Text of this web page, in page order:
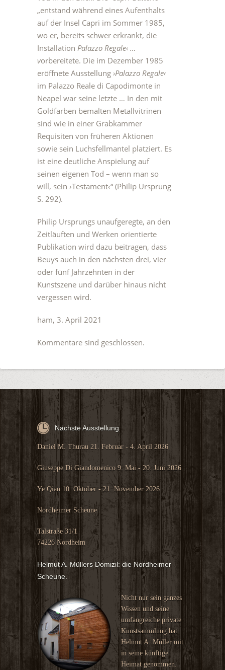
„entstand während eines Aufenthalts
auf der Insel Capri im Sommer 1985,
wo er, bereits schwer erkrankt, die
Installation Palazzo Regale‹ …
vorbereitete. Die im Dezember 1985
eröffnete Ausstellung ›Palazzo Regale‹
im Palazzo Reale di Capodimonte in
Neapel war seine letzte … In den mit
Goldfarben bemalten Metallvitrinen
sind wie in einer Grabkammer
Requisiten von früheren Aktionen
sowie sein Luchsfellmantel platziert. Es
ist eine deutliche Anspielung auf
seinen eigenen Tod – wenn man so
will, sein ›Testament‹“ (Philip Ursprung
S. 292).
Philip Ursprungs unaufgeregte, an den
Zeitläuften und Werken orientierte
Publikation wird dazu beitragen, dass
Beuys auch in den nächsten drei, vier
oder fünf Jahrzehnten in der
Kunstszene und darüber hinaus nicht
vergessen wird.
ham, 3. April 2021
Kommentare sind geschlossen.
Nächste Ausstellung
Daniel M. Thurau 21. Februar - 4. April 2026
Giuseppe Di Giandomenico 9. Mai - 20. Juni 2026
Ye Qian 10. Oktober - 21. November 2026
Nordheimer Scheune
Talstraße 31/1
74226 Nordheim
Helmut A. Müllers Domizil: die Nordheimer
Scheune.
Nicht nur sein ganzes
Wissen und seine
umfangreiche private
Kunstsammlung hat
Helmut A. Müller mit
in seine künftige
Heimat genommen.